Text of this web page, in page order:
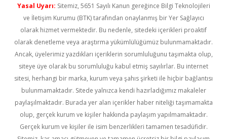
Yasal Uyarı: Sitemiz, 5651 Sayılı Kanun gereğince Bilgi Teknolojileri
ve İletişim Kurumu (BTK) tarafından onaylanmış bir Yer Sağlayıcı
olarak hizmet vermektedir. Bu nedenle, sitedeki içerikleri proaktif
olarak denetleme veya araştırma yükümlülüğümüz bulunmamaktadır.
Ancak, üyelerimiz yazdıkları içeriklerin sorumluluğunu taşımakta olup,
siteye üye olarak bu sorumluluğu kabul etmiş sayılırlar. Bu internet
sitesi, herhangi bir marka, kurum veya şahıs şirketi ile hiçbir bağlantısı
bulunmamaktadır. Sitede yalnızca kendi hazırladığımız makaleler
paylaşılmaktadır. Burada yer alan içerikler haber niteliği taşımamakta
olup, gerçek kurum ve kişiler hakkında paylaşım yapılmamaktadır.
Gerçek kurum ve kişiler ile isim benzerlikleri tamamen tesadüfidir.